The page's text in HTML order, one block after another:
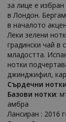
за лице е
в Лондон.
в началото
Леки зелени
градински чай в
младостта.
нотки
джинджифил,
Сърдечни нотки
Базови нотки:
амбра
Лансиран : 2016